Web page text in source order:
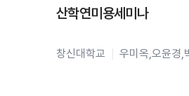
산학연미용세미나
창신대학교 우미옥,오윤경,